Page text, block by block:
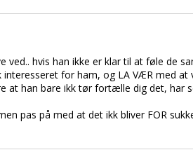
hvis han ikke er klar til at føle de
for ham, og LA VÆR med at
at han bare ikk tør fortælle dig det, har
pas på med at det ikk bliver FOR